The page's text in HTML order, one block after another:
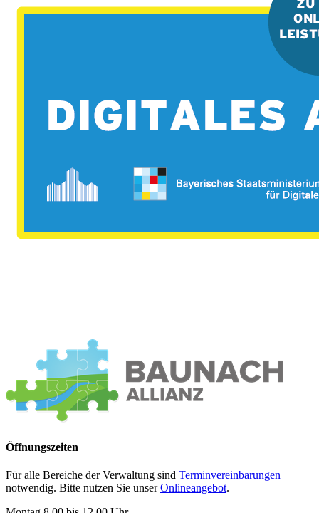
Öffnungszeiten
Für alle Bereiche der Verwaltung sind Terminvereinbarungen
notwendig. Bitte nutzen Sie unserOnlineangebot.